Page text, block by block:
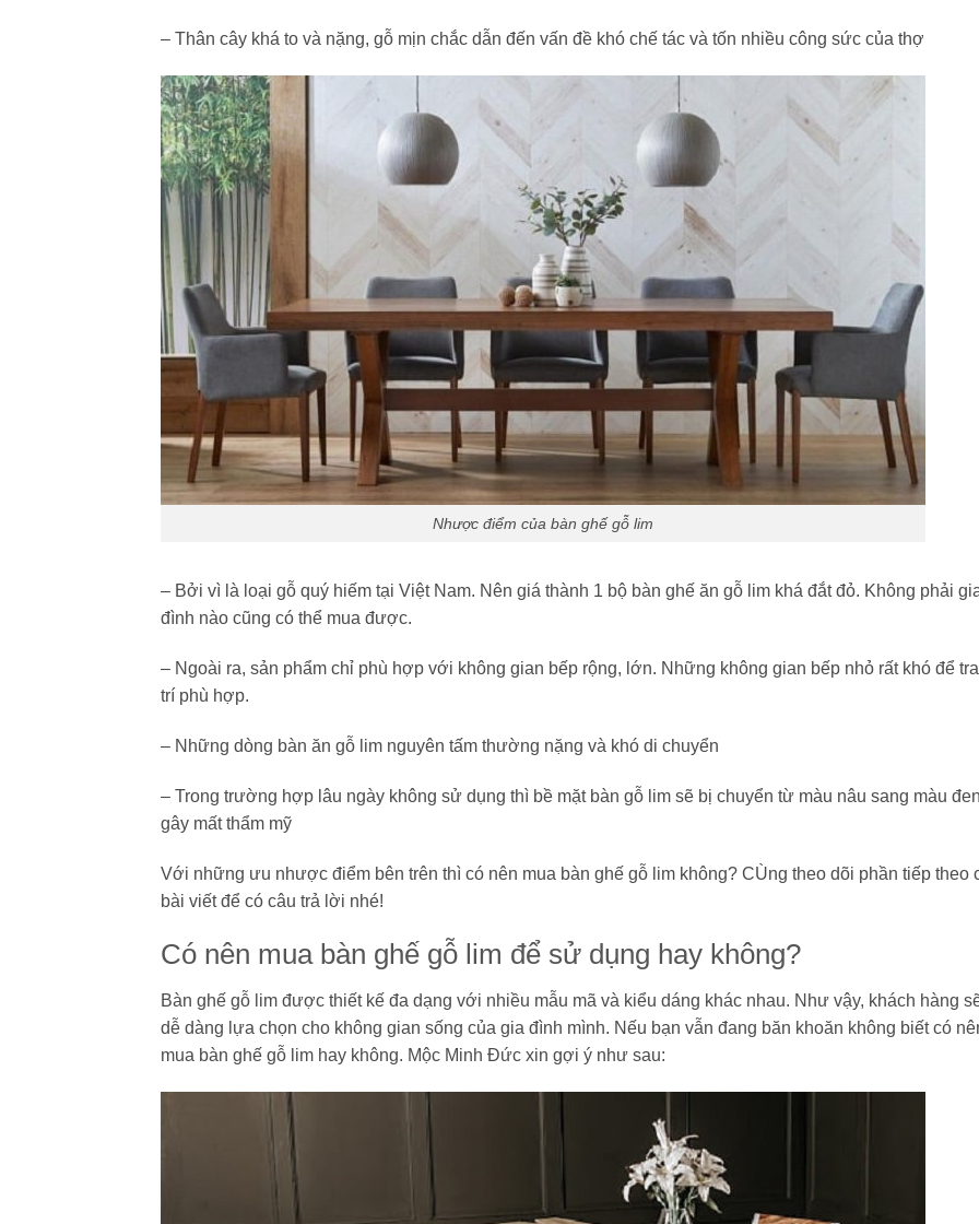
– Thân cây khá to và nặng, gỗ mịn chắc dẫn đến vấn đề khó chế tác và tốn nhiều công sức của thợ
Nhược điểm của bàn ghế gỗ lim
– Bởi vì là loại gỗ quý hiếm tại Việt Nam. Nên giá thành 1 bộ bàn ghế ăn gỗ lim khá đắt đỏ. Không phải
đình nào cũng có thể mua được.
– Ngoài ra, sản phẩm chỉ phù hợp với không gian bếp rộng, lớn. Những không gian bếp nhỏ rất khó để
trí phù hợp.
– Những dòng bàn ăn gỗ lim nguyên tấm thường nặng và khó di chuyển
– Trong trường hợp lâu ngày không sử dụng thì bề mặt bàn gỗ lim sẽ bị chuyển từ màu nâu sang màu
gây mất thẩm mỹ
Với những ưu nhược điểm bên trên thì có nên mua bàn ghế gỗ lim không? CÙng theo dõi phần tiếp theo
bài viết để có câu trả lời nhé!
Có nên mua bàn ghế gỗ lim để sử dụng hay không?
Bàn ghế gỗ lim được thiết kế đa dạng với nhiều mẫu mã và kiểu dáng khác nhau. Như vậy, khách hàng
dễ dàng lựa chọn cho không gian sống của gia đình mình. Nếu bạn vẫn đang băn khoăn không biết có
mua bàn ghế gỗ lim hay không. Mộc Minh Đức xin gợi ý như sau: